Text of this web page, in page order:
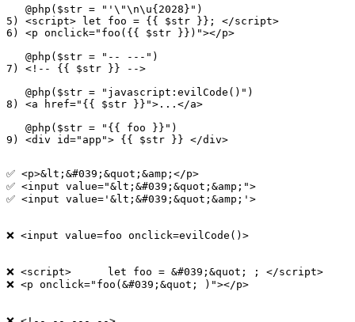
   @php($str = "'\"\n\u{2028}")
5) <script> let foo = {{ $str }}; </script>
6) <p onclick="foo({{ $str }})"></p>
   @php($str = "-- ---")
7) <!-- {{ $str }} -->
   @php($str = "javascript:evilCode()")
8) <a href="{{ $str }}">...</a>
   @php($str = "{{ foo }}")
✅ <p>&lt;&#039;&quot;&amp;</p>
✅ <input value="&lt;&#039;&quot;&amp;">
✅ <input value='&lt;&#039;&quot;&amp;'>
❌ <input value=foo onclick=evilCode()>
❌ <script>	let foo = &#039;&quot; ; </script>
❌ <p onclick="foo(&#039;&quot; )"></p>